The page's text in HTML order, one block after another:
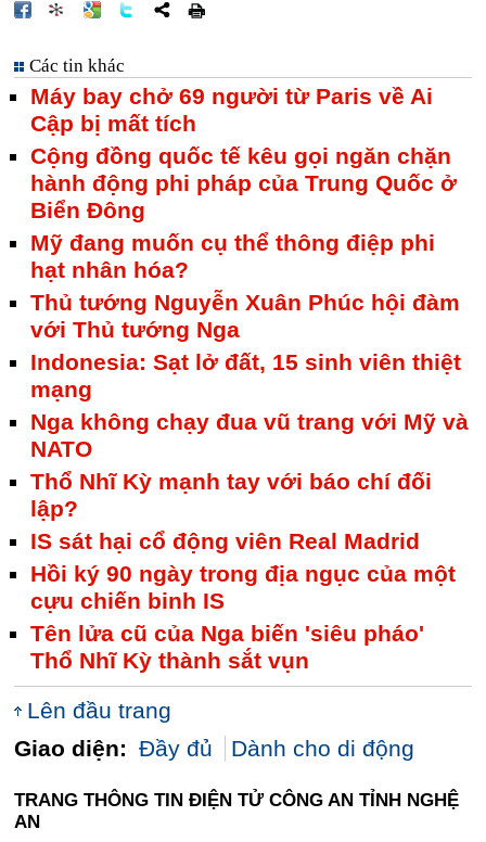
Các tin khác
Máy bay chở 69 người từ Paris về Ai
Cập bị mất tích
Cộng đồng quốc tế kêu gọi ngăn chặn
hành động phi pháp của Trung Quốc ở
Biển Đông
Mỹ đang muốn cụ thể thông điệp phi
hạt nhân hóa?
Thủ tướng Nguyễn Xuân Phúc hội đàm
với Thủ tướng Nga
Indonesia: Sạt lở đất, 15 sinh viên thiệt
mạng
Nga không chạy đua vũ trang với Mỹ và
NATO
Thổ Nhĩ Kỳ mạnh tay với báo chí đối
lập?
IS sát hại cổ động viên Real Madrid
Hồi ký 90 ngày trong địa ngục của một
cựu chiến binh IS
Tên lửa cũ của Nga biến 'siêu pháo'
Thổ Nhĩ Kỳ thành sắt vụn
Lên đầu trang
Giao diện: Đầy đủ Dành cho di động
TRANG THÔNG TIN ĐIỆN TỬ CÔNG AN TỈNH NGHỆ
AN